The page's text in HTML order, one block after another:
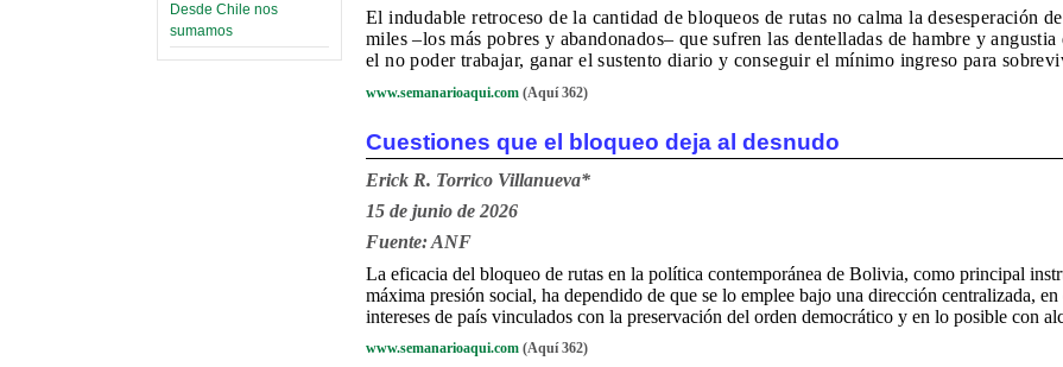
Desde Chile nos
sumamos
El indudable retroceso de la cantidad de bloqueos de rutas no calma la desesperación
miles –los más pobres y abandonados– que sufren las dentelladas de hambre y
el no poder trabajar, ganar el sustento diario y conseguir el mínimo ingreso para
www.semanarioaqui.com (Aquí 362)
Cuestiones que el bloqueo deja al desnudo
Erick R. Torrico Villanueva*
15 de junio de 2026
Fuente: ANF
La eficacia del bloqueo de rutas en la política contemporánea de Bolivia, como principal
máxima presión social, ha dependido de que se lo emplee bajo una dirección centralizada, en
intereses de país vinculados con la preservación del orden democrático y en lo posible con
www.semanarioaqui.com (Aquí 362)